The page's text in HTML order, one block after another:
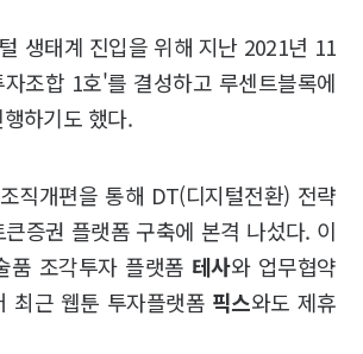
생태계 진입을 위해 지난 2021년 11
조합 1호'를 결성하고 루센트블록에
하기도 했다.
직개편을 통해 DT(디지털전환) 전략
증권 플랫폼 구축에 본격 나섰다. 이
품 조각투자 플랫폼 테사와 업무협약
최근 웹툰 투자플랫폼 픽스와도 제휴